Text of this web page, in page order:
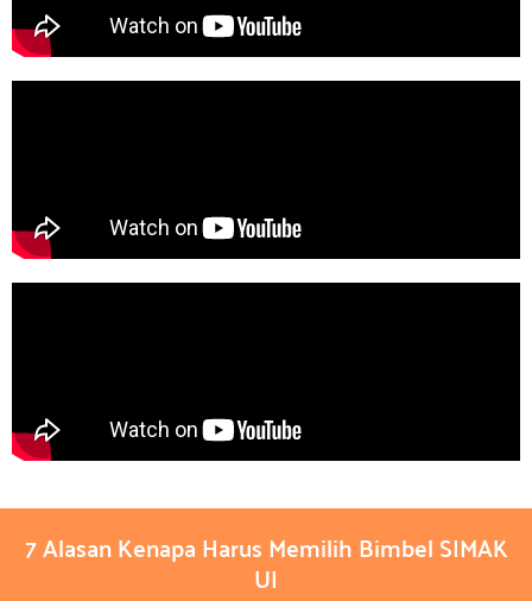
7 Alasan Kenapa Harus Memilih Bimbel SIMAK
UI